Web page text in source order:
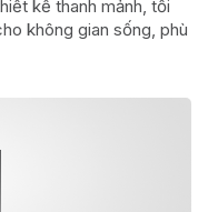
kế thanh mảnh, tối
không gian sống, phù